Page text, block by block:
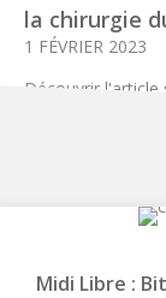
la chirurgie
1 FÉVRIER 2023
Découvrir l'article
Midi Libre :